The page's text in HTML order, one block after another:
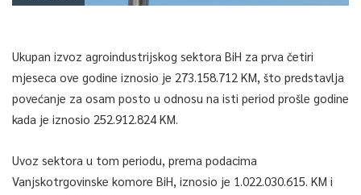
Ukupan izvoz agroindustrijskog sektora BiH za prva četiri
mjeseca ove godine iznosio je 273.158.712 KM, što predstavlja
povećanje za osam posto u odnosu na isti period prošle godine
kada je iznosio 252.912.824 KM.
Uvoz sektora u tom periodu, prema podacima
Vanjskotrgovinske komore BiH, iznosio je 1.022.030.615. KM i